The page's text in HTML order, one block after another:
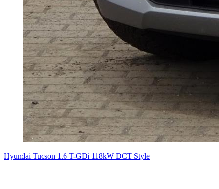
Hyundai Tucson 1.6 T-GDi 118kW DCT Style